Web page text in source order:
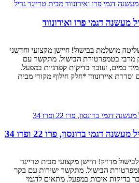
מעשנה דגמי פרו ואירונווד
חיישן מקצועי וחדשני
מרבי בטמפרטורת הבישול. מתקשר עם
איירונווד *חלק חילוף מקורי מבית
דגמי ברונסון, פרו 22 ופרו 34
מדויק! חיישן מקצועי מבית טרייגר
הבישול. מתקשר ישירות עם בקר
בדיקות איכות במפעל. מתאים לדגמי